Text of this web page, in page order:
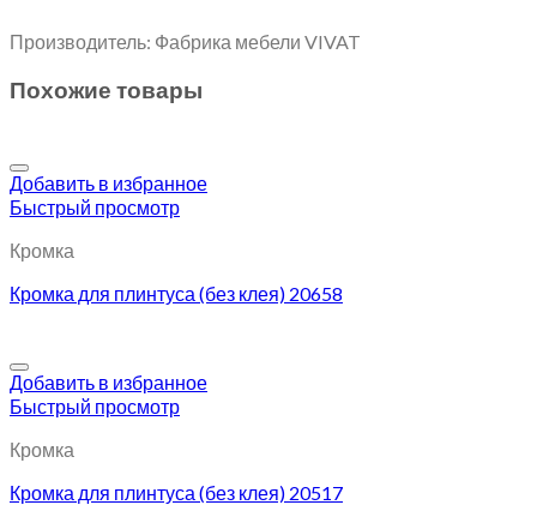
Производитель: Фабрика мебели VIVAT
Похожие товары
Добавить в избранное
Быстрый просмотр
Кромка
Кромка для плинтуса (без клея) 20658
Добавить в избранное
Быстрый просмотр
Кромка
Кромка для плинтуса (без клея) 20517